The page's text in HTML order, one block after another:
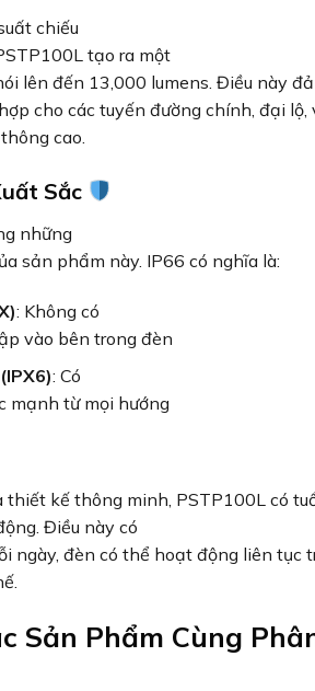
chiếu
tạo ra một
lên đến 13,000 lumens. Điều này
cho các tuyến đường chính, đại lộ,
cao.
Sắc
những
sản phẩm này. IP66 có nghĩa là:
: Không có
vào bên trong đèn
: Có
mạnh từ mọi hướng
thiết kế thông minh, PSTP100L có
Điều này có
ngày, đèn có thể hoạt động liên tục
Sản Phẩm Cùng